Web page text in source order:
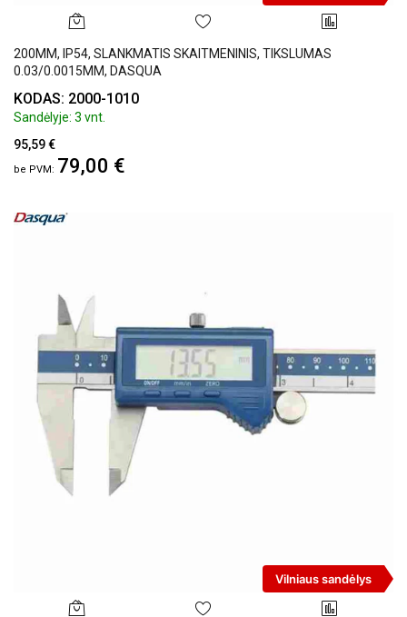
200MM, IP54, SLANKMATIS SKAITMENINIS, TIKSLUMAS
0.03/0.0015MM, DASQUA
KODAS: 2000-1010
Sandėlyje: 3 vnt.
95,59 €
79,00 €
Vilniaus sandėlys